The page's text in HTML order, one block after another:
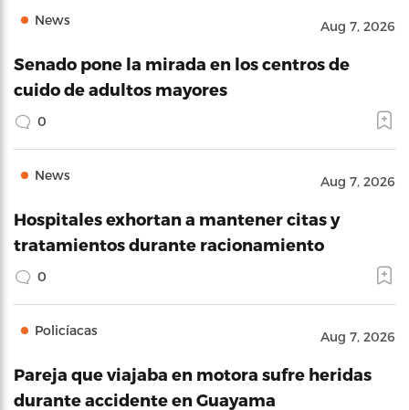
News Aug 7, 2026
Senado pone la mirada en los centros de
cuido de adultos mayores
0
News Aug 7, 2026
Hospitales exhortan a mantener citas y
tratamientos durante racionamiento
0
Policíacas Aug 7, 2026
Pareja que viajaba en motora sufre heridas
durante accidente en Guayama